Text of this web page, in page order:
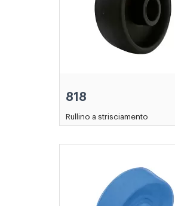
818
Rullino a strisciamento